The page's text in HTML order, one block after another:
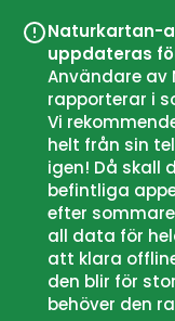
Naturkartan-
uppdateras
Användare av
rapporterar i
Vi
helt från sin
igen! Då skall
befintliga
efter
all data för
att klara
den blir för
behöver den